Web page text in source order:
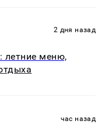
2 дня назад
летние меню,
час назад